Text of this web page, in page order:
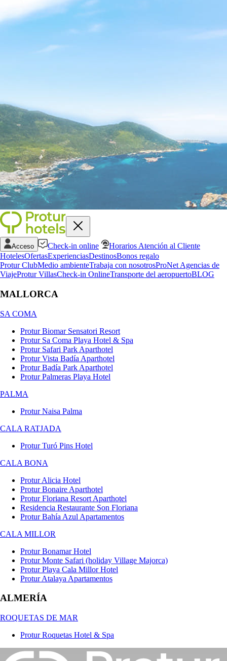
Acceso Check-in online
Horarios Atención al Cliente
HotelesOfertasExperienciasDestinosBonos regalo
Protur ClubMedio ambienteTrabaja con nosotrosProNet Agencias de
ViajeProtur VillasCheck-in OnlineTransporte del aeropuertoBLOG
MALLORCA
SA COMA
Protur Biomar Sensatori Resort
Protur Sa Coma Playa Hotel & Spa
Protur Safari Park Aparthotel
Protur Vista Badía Aparthotel
Protur Badía Park Aparthotel
Protur Palmeras Playa Hotel
PALMA
Protur Naisa Palma
CALA RATJADA
Protur Turó Pins Hotel
CALA BONA
Protur Alicia Hotel
Protur Bonaire Aparthotel
Protur Floriana Resort Aparthotel
Residencia Restaurante Son Floriana
Protur Bahía Azul Apartamentos
CALA MILLOR
Protur Bonamar Hotel
Protur Monte Safari (holiday Village Majorca)
Protur Playa Cala Millor Hotel
Protur Atalaya Apartamentos
ALMERÍA
ROQUETAS DE MAR
Protur Roquetas Hotel & Spa